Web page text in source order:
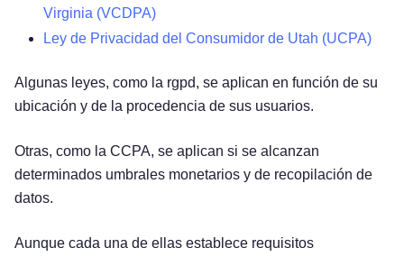
Virginia (VCDPA)
Ley de Privacidad del Consumidor de Utah (UCPA)
Algunas leyes, como la rgpd, se aplican en función de su
ubicación y de la procedencia de sus usuarios.
Otras, como la CCPA, se aplican si se alcanzan
determinados umbrales monetarios y de recopilación de
datos.
Aunque cada una de ellas establece requisitos